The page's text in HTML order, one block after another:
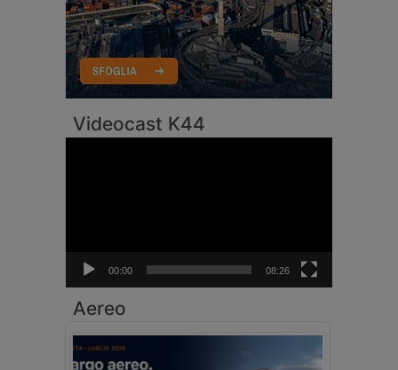
Videocast K44
00:00 08:26
Aereo